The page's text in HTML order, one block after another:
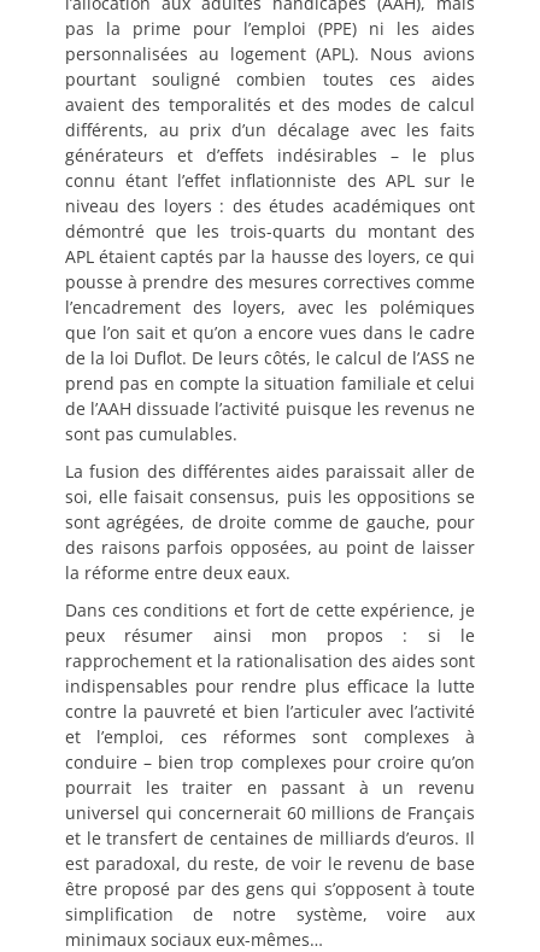
pas la prime pour l’emploi (PPE) ni les aides
personnalisées au logement (APL). Nous avions
pourtant souligné combien toutes ces aides
avaient des temporalités et des modes de calcul
différents, au prix d’un décalage avec les faits
générateurs et d’effets indésirables – le plus
connu étant l’effet inflationniste des APL sur le
niveau des loyers : des études académiques ont
démontré que les trois-quarts du montant des
APL étaient captés par la hausse des loyers, ce qui
pousse à prendre des mesures correctives comme
l’encadrement des loyers, avec les polémiques
que l’on sait et qu’on a encore vues dans le cadre
de la loi Duflot. De leurs côtés, le calcul de l’ASS ne
prend pas en compte la situation familiale et celui
de l’AAH dissuade l’activité puisque les revenus ne
sont pas cumulables.
La fusion des différentes aides paraissait aller de
soi, elle faisait consensus, puis les oppositions se
sont agrégées, de droite comme de gauche, pour
des raisons parfois opposées, au point de laisser
la réforme entre deux eaux.
Dans ces conditions et fort de cette expérience, je
peux résumer ainsi mon propos : si le
rapprochement et la rationalisation des aides sont
indispensables pour rendre plus efficace la lutte
contre la pauvreté et bien l’articuler avec l’activité
et l’emploi, ces réformes sont complexes à
conduire – bien trop complexes pour croire qu’on
pourrait les traiter en passant à un revenu
universel qui concernerait 60 millions de Français
et le transfert de centaines de milliards d’euros. Il
est paradoxal, du reste, de voir le revenu de base
être proposé par des gens qui s’opposent à toute
simplification de notre système, voire aux
minimaux sociaux eux-mêmes…